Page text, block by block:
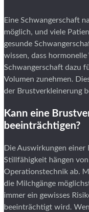
Eine Schwangerschaft
möglich, und viele
gesunde
wissen, dass
Schwangerschaft dazu
Volumen zunehmen.
der Brustverkleinerung
Kann eine
beeinträchtigen?
Die Auswirkungen
Stillfähigkeit hängen
Operationstechnik ab.
die Milchgänge
immer ein gewisses
beeinträchtigt wird.